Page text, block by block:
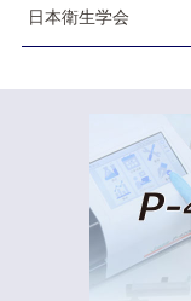
日本衛生学会